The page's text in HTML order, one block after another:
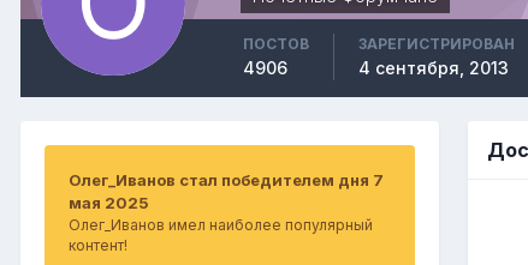
ПОСТОВ
4906
ЗАРЕГИСТРИРОВАН
4 сентября, 2013
Олег_Иванов стал победителем дня 7
мая 2025
Олег_Иванов имел наиболее популярный
контент!